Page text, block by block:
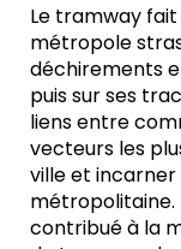
Le tramway
métropole
déchirements
puis sur ses
liens entre
vecteurs les
ville et incarner
métropolitaine.
contribué à la